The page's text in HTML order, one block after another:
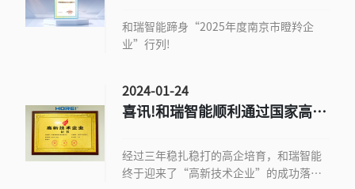
和瑞智能蹄身“2025年度南京市瞪羚企
业”行列!
2024-01-24
喜讯!和瑞智能顺利通过国家高新
经过三年稳扎稳打的高企培育，和瑞智能
终于迎来了“高新技术企业”的成功落